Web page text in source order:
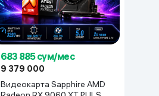
683 885 сум/мес
9 379 000
Видеокарта Sapphire AMD